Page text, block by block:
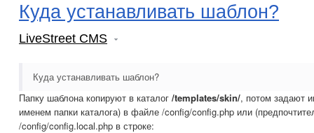
Куда устанавливать шаблон?
LiveStreet CMS
Куда устанавливать шаблон?
Папку шаблона копируют в каталог /templates/skin/, потом задают
именем папки каталога) в файле /config/config.php или
/config/config.local.php в строке: